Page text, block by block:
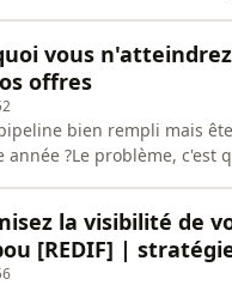
vous
offres
bien rempli mais
année ?Le problème,
la visibilité de
[REDIF] |